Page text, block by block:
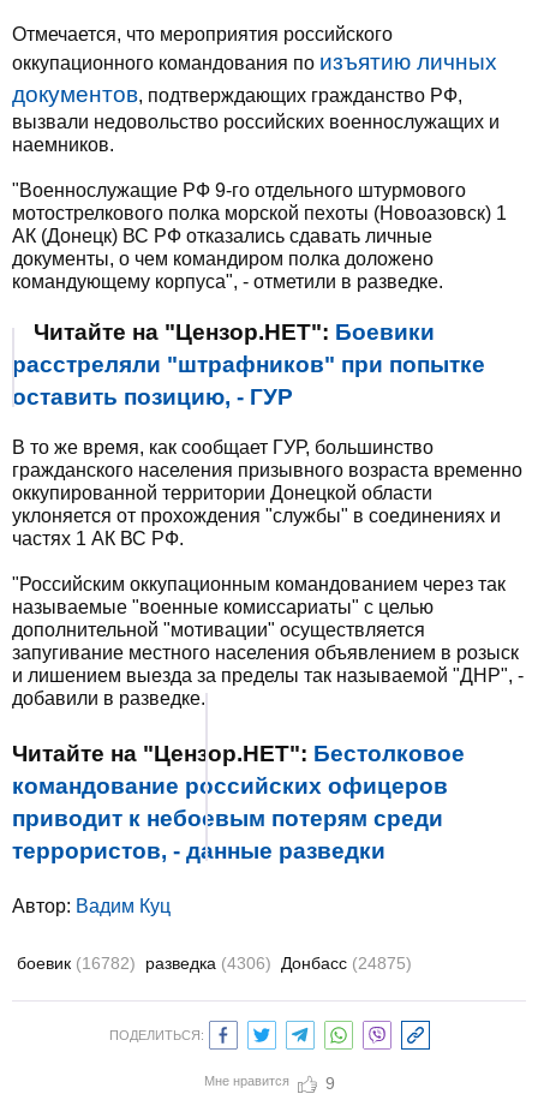
Отмечается, что мероприятия российского
оккупационного командования по изъятию личных
документов, подтверждающих гражданство РФ,
вызвали недовольство российских военнослужащих и
наемников.
"Военнослужащие РФ 9-го отдельного штурмового
мотострелкового полка морской пехоты (Новоазовск) 1
АК (Донецк) ВС РФ отказались сдавать личные
документы, о чем командиром полка доложено
командующему корпуса", - отметили в разведке.
Читайте на "Цензор.НЕТ": Боевики
расстреляли "штрафников" при попытке
оставить позицию, - ГУР
В то же время, как сообщает ГУР, большинство
гражданского населения призывного возраста временно
оккупированной территории Донецкой области
уклоняется от прохождения "службы" в соединениях и
частях 1 АК ВС РФ.
"Российским оккупационным командованием через так
называемые "военные комиссариаты" с целью
дополнительной "мотивации" осуществляется
запугивание местного населения объявлением в розыск
и лишением выезда за пределы так называемой "ДНР", -
добавили в разведке.
Читайте на "Цензор.НЕТ": Бестолковое
командование российских офицеров
приводит к небоевым потерям среди
террористов, - данные разведки
Автор: Вадим Куц
боевик (16782) разведка (4306) Донбасс (24875)
ПОДЕЛИТЬСЯ:
Мне нравится 9